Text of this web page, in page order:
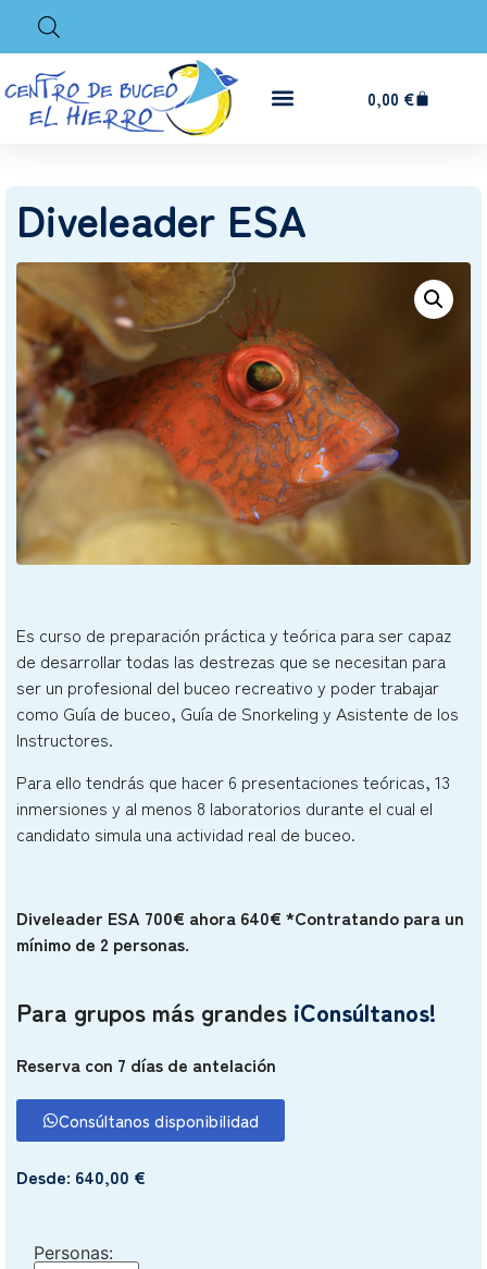
0,00 €
Diveleader ESA
Es curso de preparación práctica y teórica para ser capaz
de desarrollar todas las destrezas que se necesitan para
ser un profesional del buceo recreativo y poder trabajar
como Guía de buceo, Guía de Snorkeling y Asistente de los
Instructores.
Para ello tendrás que hacer 6 presentaciones teóricas, 13
inmersiones y al menos 8 laboratorios durante el cual el
candidato simula una actividad real de buceo.
Diveleader ESA 700€ ahora 640€ *Contratando para un
mínimo de 2 personas.
Para grupos más grandes ¡Consúltanos!
Reserva con 7 días de antelación
Consúltanos disponibilidad
Desde: 640,00 €
Personas: